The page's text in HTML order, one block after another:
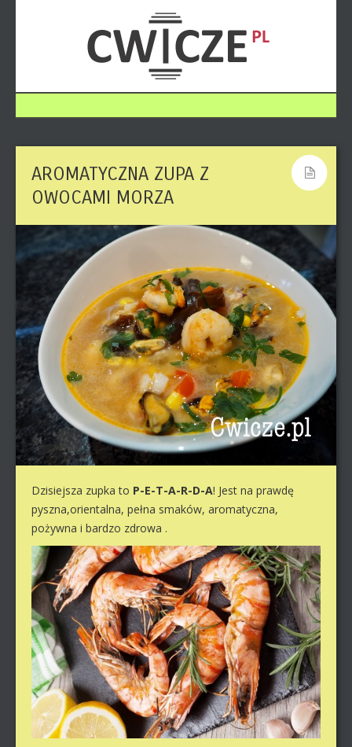
AROMATYCZNA ZUPA Z
OWOCAMI MORZA
Dzisiejsza zupka to P-E-T-A-R-D-A! Jest na prawdę
pyszna,orientalna, pełna smaków, aromatyczna,
pożywna i bardzo zdrowa .